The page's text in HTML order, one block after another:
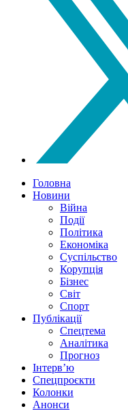
Головна
Новини
Війна
Події
Політика
Економіка
Суспільство
Корупція
Бізнес
Світ
Спорт
Публікації
Спецтема
Аналітика
Прогноз
Інтерв’ю
Спецпроєкти
Колонки
Анонси